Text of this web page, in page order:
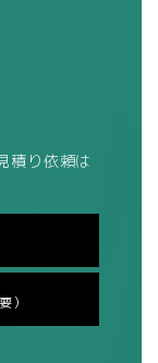
積り依頼は
）